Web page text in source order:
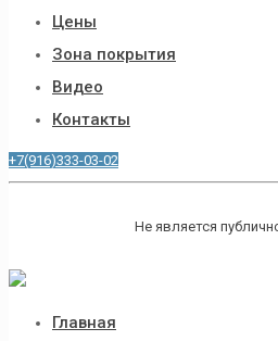
Цены
Зона покрытия
Видео
Контакты
+7(916)333-03-02
Не является
Главная